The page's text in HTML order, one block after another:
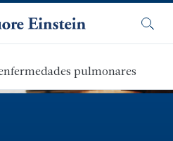
pulmonares